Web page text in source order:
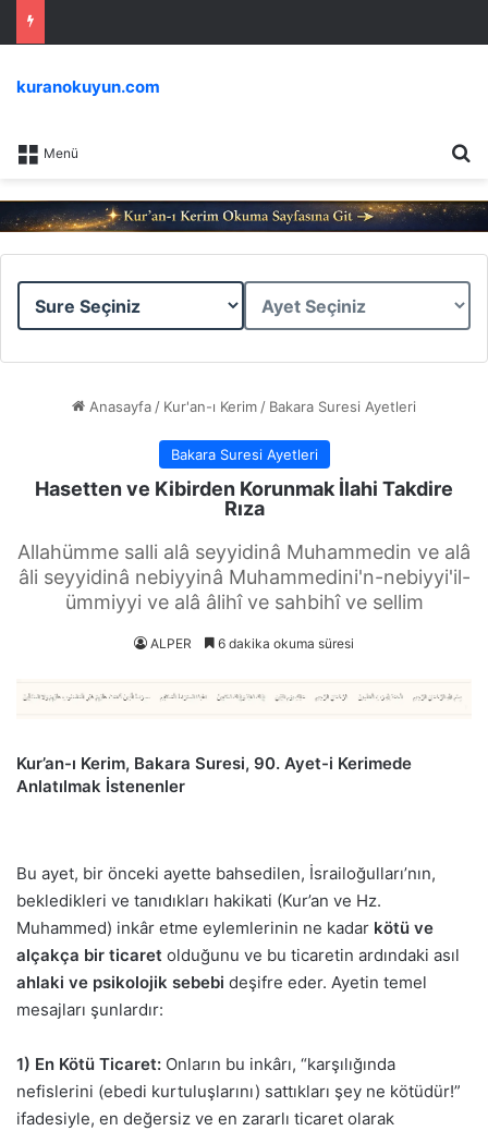
Menü
kuranokuyun.com
Sure
Ayet
Anasayfa / Kur'an-ı Kerim / Bakara Suresi Ayetleri
Bakara Suresi Ayetleri
Hasetten ve Kibirden Korunmak İlahi Takdire
Rıza
Allahümme salli alâ seyyidinâ Muhammedin ve alâ
âli seyyidinâ nebiyyinâ Muhammedini'n-nebiyyi'il-
ümmiyyi ve alâ âlihî ve sahbihî ve sellim
ALPER 6 dakika okuma süresi
Kur’an-ı Kerim, Bakara Suresi, 90. Ayet-i Kerimede
Anlatılmak İstenenler
Bu ayet, bir önceki ayette bahsedilen, İsrailoğulları’nın,
bekledikleri ve tanıdıkları hakikati (Kur’an ve Hz.
Muhammed) inkâr etme eylemlerinin ne kadar kötü ve
alçakça bir ticaret olduğunu ve bu ticaretin ardındaki asıl
ahlaki ve psikolojik sebebi deşifre eder. Ayetin temel
mesajları şunlardır:
1) En Kötü Ticaret: Onların bu inkârı, “karşılığında
nefislerini (ebedi kurtuluşlarını) sattıkları şey ne kötüdür!”
ifadesiyle, en değersiz ve en zararlı ticaret olarak